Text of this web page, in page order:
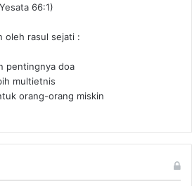
66:1)
oleh rasul sejati :
pentingnya doa
multietnis
orang-orang miskin